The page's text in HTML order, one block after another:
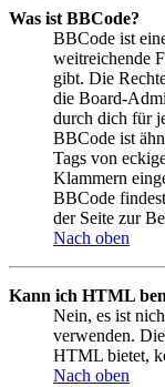
Was ist BBCode?
BBCode ist
weitreichende
gibt. Die
die Board-
durch dich für
BBCode ist
Tags von
Klammern
BBCode
der Seite zur
Nach oben
Kann ich HTML
Nein, es ist
verwenden.
HTML bietet,
Nach oben